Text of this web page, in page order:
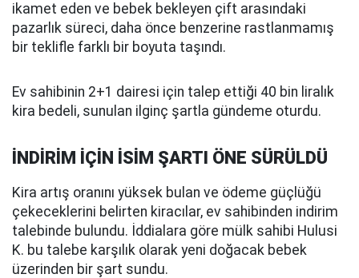
ikamet eden ve bebek bekleyen çift arasındaki
pazarlık süreci, daha önce benzerine rastlanmamış
bir teklifle farklı bir boyuta taşındı.
Ev sahibinin 2+1 dairesi için talep ettiği 40 bin liralık
kira bedeli, sunulan ilginç şartla gündeme oturdu.
İNDİRİM İÇİN İSİM ŞARTI ÖNE SÜRÜLDÜ
Kira artış oranını yüksek bulan ve ödeme güçlüğü
çekeceklerini belirten kiracılar, ev sahibinden indirim
talebinde bulundu. İddialara göre mülk sahibi Hulusi
K. bu talebe karşılık olarak yeni doğacak bebek
üzerinden bir şart sundu.